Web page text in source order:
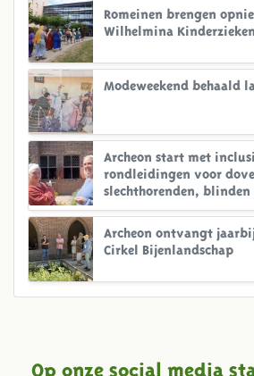
Romeinen brengen
Wilhelmina
Modeweekend behaald
Archeon start met
rondleidingen voor
slechthorenden, blinden
Archeon ontvangt
Cirkel Bijenlandschap
Op onze social media